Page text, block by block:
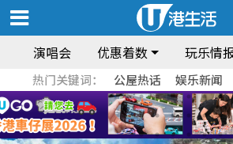
演唱会 优惠着数 玩乐情
热门关键词： 公屋热话 娱乐新闻